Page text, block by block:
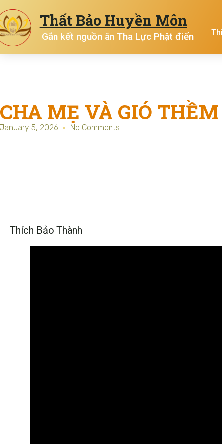
Thất Bảo Huyền Môn
Gắn kết nguồn ân Tha Lực Phật điển
CHA MẸ VÀ GIÓ THỀM
January 5, 2026 No Comments
Thích Bảo Thành